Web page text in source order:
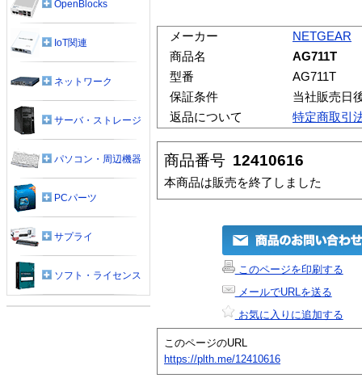
メーカー
NETGEAR
商品名
AG711T
型番
AG711T
保証条件
当社販売日
返品について
特定商取引
商品番号 12410616
本商品は販売を終了しました
このページを印刷する
メールでURLを送る
お気に入りに追加する
このページのURL
https://plth.me/12410616
OpenBlocks
IoT関連
ネットワーク
サーバ・ストレージ
パソコン・周辺機器
PCパーツ
サプライ
ソフト・ライセンス